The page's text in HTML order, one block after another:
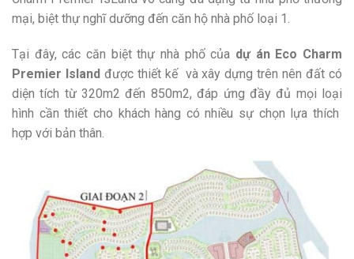
mại, biệt thự nghĩ dưỡng đến căn hộ nhà phố loại 1.
Tại đây, các căn biệt thự nhà phố của dự án Eco Charm
Premier Island được thiết kế và xây dựng trên nên đất có
diện tích từ 320m2 đến 850m2, đáp ứng đầy đủ mọi loại
hình cần thiết cho khách hàng có nhiều sự chọn lựa thích
hợp với bản thân.